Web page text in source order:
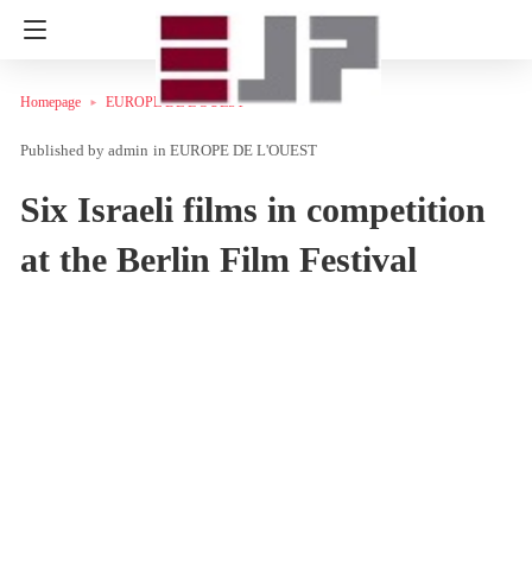
Homepage EUROPE DE L'OUEST
admin in EUROPE DE L'OUEST
Six Israeli films in competition
at the Berlin Film Festival